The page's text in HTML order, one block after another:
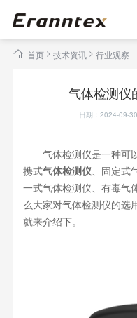
首页> 技术资讯 > 行业观察
气体检测仪
日期：2024-09-
气体检测仪是一种可
携式气体检测仪、固定式
一式气体检测仪、有毒气
么大家对气体检测仪的选
就来介绍下。